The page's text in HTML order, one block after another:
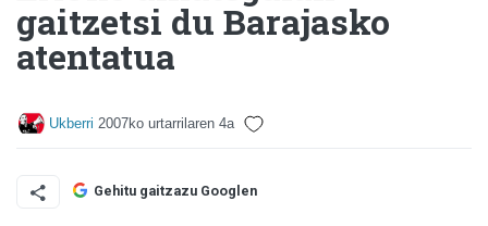
gaitzetsi du Barajasko
atentatua
Ukberri 2007ko urtarrilaren 4a
Gehitu gaitzazu Googlen